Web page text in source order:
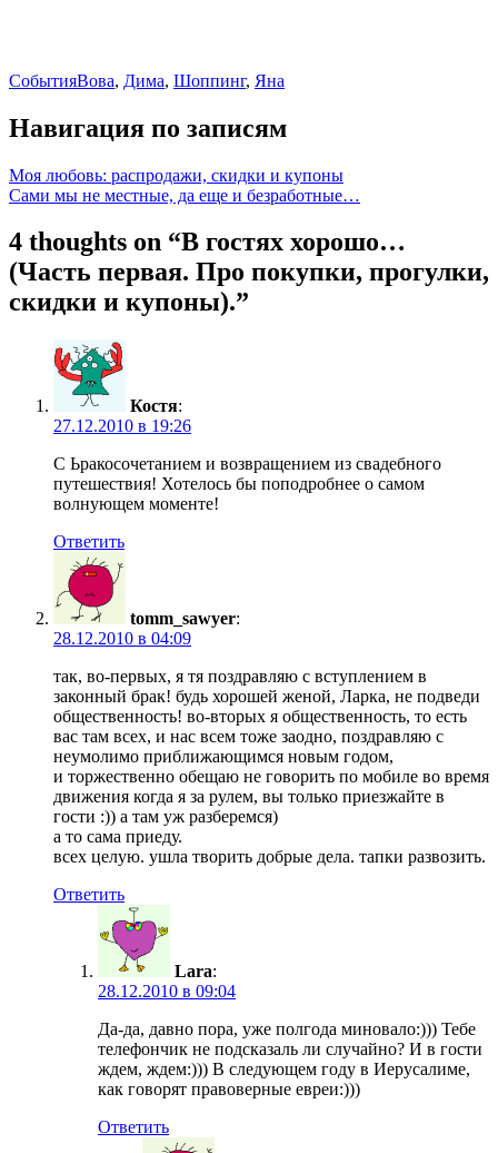
СобытияВова, Дима, Шоппинг, Яна
Навигация по записям
Моя любовь: распродажи, скидки и купоны
Сами мы не местные, да еще и безработные…
4 thoughts on “В гостях хорошо…
(Часть первая. Про покупки, прогулки,
скидки и купоны).”
Костя:
27.12.2010 в 19:26
С Ьракосочетанием и возвращением из свадебного
путешествия! Хотелось бы поподробнее о самом
волнующем моменте!
Ответить
tomm_sawyer:
28.12.2010 в 04:09
так, во-первых, я тя поздравляю с вступлением в
законный брак! будь хорошей женой, Ларка, не подведи
общественность! во-вторых я общественность, то есть
вас там всех, и нас всем тоже заодно, поздравляю с
неумолимо приближающимся новым годом,
и торжественно обещаю не говорить по мобиле во время
движения когда я за рулем, вы только приезжайте в
гости :)) а там уж разберемся)
а то сама приеду.
всех целую. ушла творить добрые дела. тапки развозить.
Ответить
Lara:
28.12.2010 в 09:04
Да-да, давно пора, уже полгода миновало:))) Тебе
телефончик не подсказаль ли случайно? И в гости
ждем, ждем:))) В следующем году в Иерусалиме,
как говорят правоверные евреи:)))
Ответить